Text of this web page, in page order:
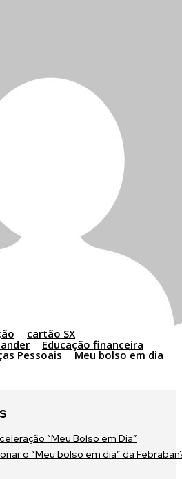
cartão SX
Educação financeira
Pessoais Meu bolso em dia
“Meu Bolso em Dia”
o “Meu bolso em dia” da